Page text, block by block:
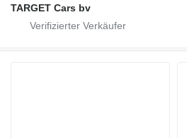
TARGET Cars bv